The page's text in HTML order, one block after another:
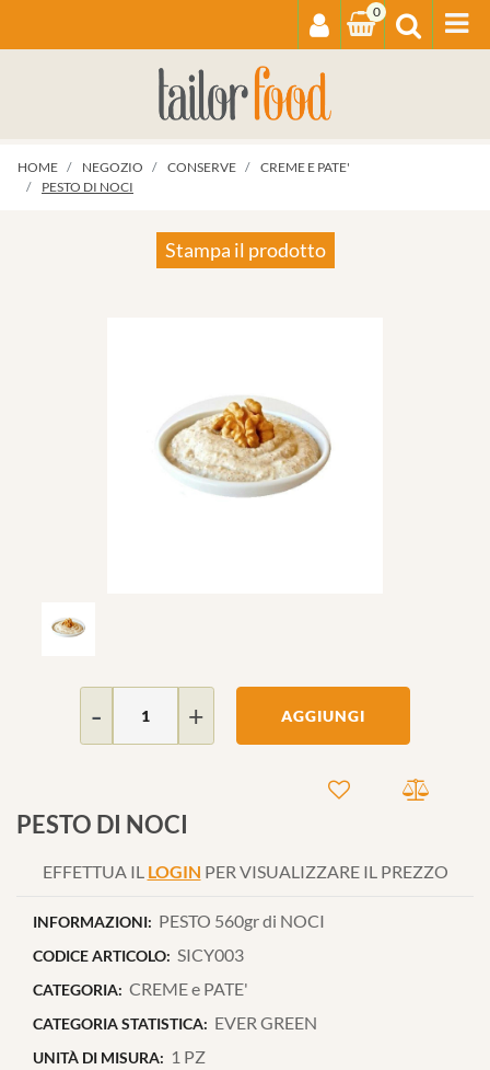
0
HOME NEGOZIO CONSERVE
CREME E PATE'
PESTO DI NOCI
Stampa il prodotto
AGGIUNGI
PESTO DI NOCI
EFFETTUA IL LOGIN PER VISUALIZZARE IL PREZZO
INFORMAZIONI: PESTO 560gr di NOCI
CODICE ARTICOLO: SICY003
CATEGORIA: CREME e PATE'
CATEGORIA STATISTICA: EVER GREEN
UNITÀ DI MISURA: 1 PZ